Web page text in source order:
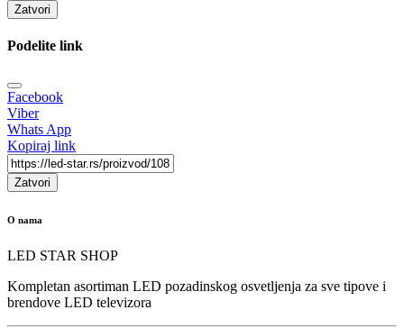
Zatvori
Podelite link
Facebook
Viber
Whats App
Kopiraj link
Zatvori
O nama
LED STAR SHOP
Kompletan asortiman LED pozadinskog osvetljenja za sve tipove i
brendove LED televizora